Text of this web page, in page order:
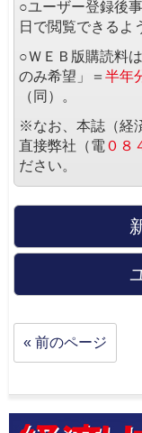
○ユーザー登録後
日で閲覧できるよ
○ＷＥＢ版購読料
のみ希望」＝ 半年
（同）。
※なお、本誌（経
直接弊社（電 ０８
ださい。
« 前のページ